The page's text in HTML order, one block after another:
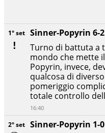
2° set Sinner-Popyrin 1-
1° set Sinner-Popyrin 6-
Turno di battuta a
mondo che mette
Popyrin, invece,
qualcosa di
pomeriggio
totale controllo
16:40